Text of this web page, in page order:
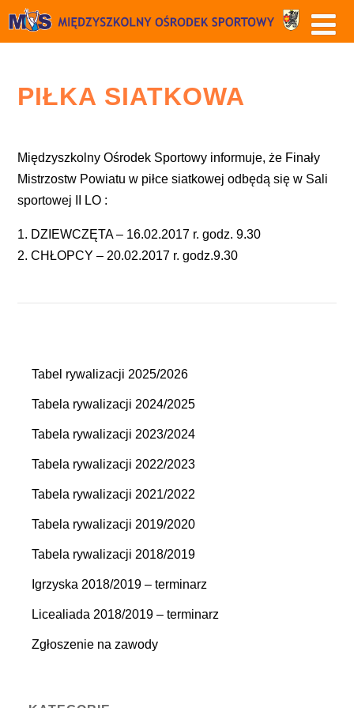
PIŁKA SIATKOWA
Międzyszkolny Ośrodek Sportowy informuje, że Finały
Mistrzostw Powiatu w piłce siatkowej odbędą się w Sali
sportowej II LO :
1. DZIEWCZĘTA – 16.02.2017 r. godz. 9.30
2. CHŁOPCY – 20.02.2017 r. godz.9.30
Tabel rywalizacji 2025/2026
Tabela rywalizacji 2024/2025
Tabela rywalizacji 2023/2024
Tabela rywalizacji 2022/2023
Tabela rywalizacji 2021/2022
Tabela rywalizacji 2019/2020
Tabela rywalizacji 2018/2019
Igrzyska 2018/2019 – terminarz
Licealiada 2018/2019 – terminarz
Zgłoszenie na zawody